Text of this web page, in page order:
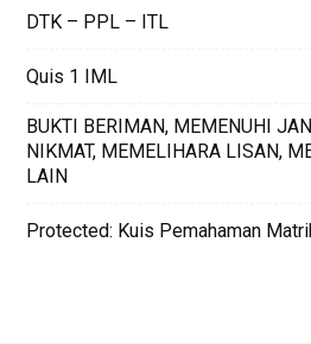
DTK – PPL – ITL
Quis 1 IML
BUKTI BERIMAN, MEMENUHI
NIKMAT, MEMELIHARA LISAN,
LAIN
Protected: Kuis Pemahaman